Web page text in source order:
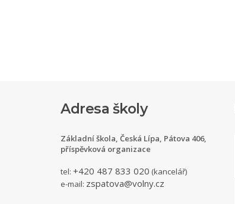
Adresa školy
Základní škola, Česká Lípa, Pátova 406,
příspěvková organizace
tel: +420 487 833 020 (kancelář)
e-mail: zspatova@volny.cz